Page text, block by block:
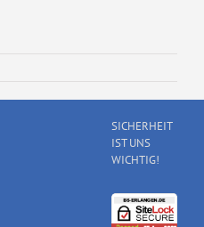
SICHERHEIT
IST UNS
WICHTIG!